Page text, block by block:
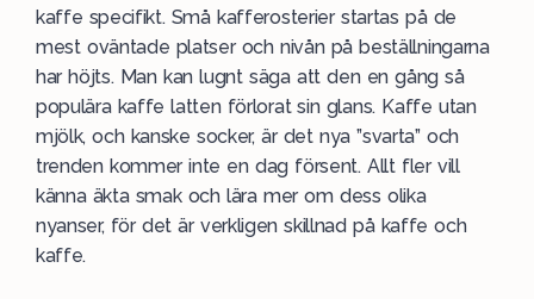
kaffe specifikt. Små kafferosterier startas på de
mest oväntade platser och nivån på beställningarna
har höjts. Man kan lugnt säga att den en gång så
populära kaffe latten förlorat sin glans. Kaffe utan
mjölk, och kanske socker, är det nya ”svarta” och
trenden kommer inte en dag försent. Allt fler vill
känna äkta smak och lära mer om dess olika
nyanser, för det är verkligen skillnad på kaffe och
kaffe.